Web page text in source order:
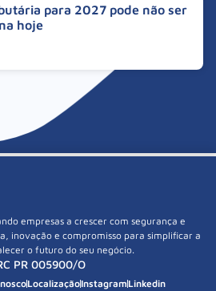
para 2027 pode não ser
hoje
empresas a crescer com segurança e
inovação e compromisso para simplificar a
o futuro do seu negócio.
PR 005900/O
LocalizaçãoInstagramLinkedin